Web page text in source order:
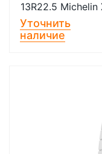
13R22.5 Michelin
Уточнить
наличие